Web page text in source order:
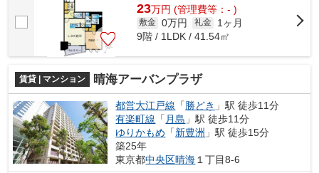
23万円 (管理費等：- )
敷金 0万円 礼金
1ヶ月
9階 / 1LDK / 41.54㎡
賃貸 | マンション 晴海アーバンプラザ
都営大江戸線 「 勝どき 」駅 徒歩11分
有楽町線 「 月島 」駅 徒歩11分
ゆりかもめ 「新豊洲 」駅 徒歩15分
築25年
東京都中央区晴海 １丁目8-6